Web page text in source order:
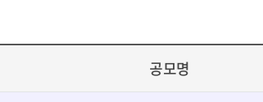
공모명